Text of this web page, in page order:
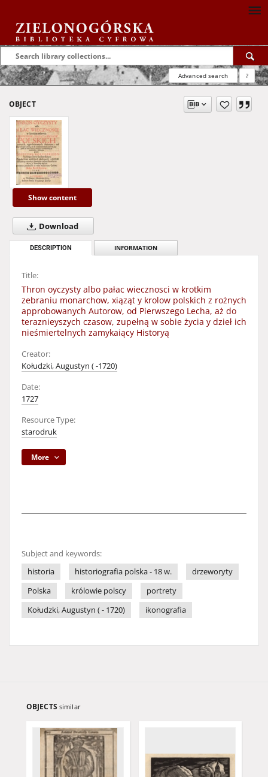
Advanced search ?
OBJECT
Show content
Download
DESCRIPTION INFORMATION
Title:
Thron oyczysty albo pałac wiecznosci w krotkim
zebraniu monarchow, xiąząt y krolow polskich z rożnych
approbowanych Autorow, od Pierwszego Lecha, aż do
teraznieyszych czasow, zupełną w sobie życia y dzieł ich
nieśmiertelnych zamykaiący Historyą
Creator:
Kołudzki, Augustyn ( -1720)
Date:
1727
Resource Type:
starodruk
More
Subject and keywords:
historia
historiografia polska - 18 w.
drzeworyty
Polska
królowie polscy
portrety
Kołudzki, Augustyn ( - 1720)
ikonografia
OBJECTS similar